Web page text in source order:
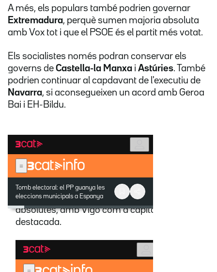
A més, els populars també podrien governar
Extremadura, perquè sumen majoria absoluta
amb Vox tot i que el PSOE és el partit més votat.
Els socialistes només podran conservar els
governs de Castella-la Manxa i Astúries. També
podrien continuar al capdavant de l'executiu de
Navarra, si aconsegueixen un acord amb Geroa
Bai i EH-Bildu.